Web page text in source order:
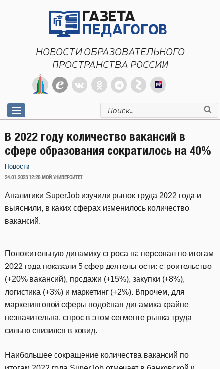
НОВОСТИ ОБРАЗОВАТЕЛЬНОГО
ПРОСТРАНСТВА РОССИИ
Искать:
В 2022 году количество вакансий в
сфере образования сократилось на 40%
Новости
ОПУБЛИКОВАНО
24.01.2023 12:26 МОЙ УНИВЕРСИТЕТ
Аналитики SuperJob изучили рынок труда 2022 года и
выяснили, в каких сферах изменилось количество
вакансий.
Положительную динамику спроса на персонал по итогам
2022 года показали 5 сфер деятельности: строительство
(+20% вакансий), продажи (+15%), закупки (+8%),
логистика (+3%) и маркетинг (+2%). Впрочем, для
маркетинговой сферы подобная динамика крайне
незначительна, спрос в этом сегменте рынка труда
сильно снизился в ковид.
Наибольшее сокращение количества вакансий по